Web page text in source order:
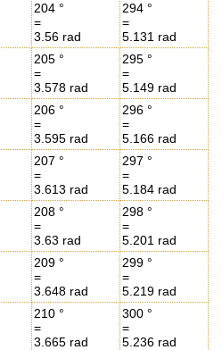
204 °
=
3.56 rad
294 °
=
5.131 rad
205 °
=
3.578 rad
295 °
=
5.149 rad
206 °
=
3.595 rad
296 °
=
5.166 rad
207 °
=
3.613 rad
297 °
=
5.184 rad
208 °
=
3.63 rad
298 °
=
5.201 rad
209 °
=
3.648 rad
299 °
=
5.219 rad
210 °
=
3.665 rad
300 °
=
5.236 rad